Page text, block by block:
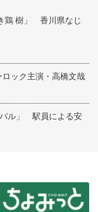
鶏 樹」 香川県なじ
ック主演・高橋文哉
バル」 駅員による安